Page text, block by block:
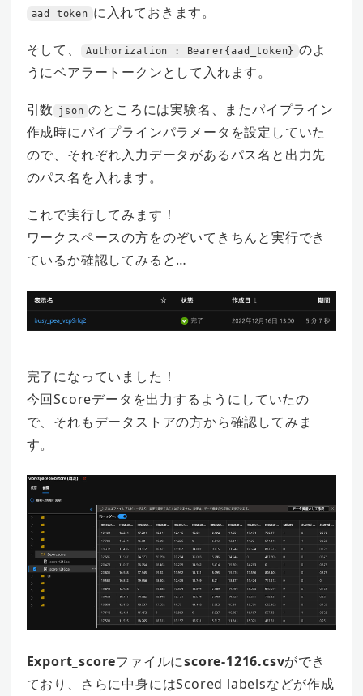
aad_token に入れておきます。
そして、 Authorization : Bearer{aad_token} のよ
うにベアラートークンとして入れます。
引数 json のところには実験名、またパイプライン
作成時にパイプラインパラメータを設定していた
ので、それぞれ入力データがあるパス名と出力先
のパス名を入れます。
これで実行してみます！
ワークスペースの方をのぞいてきちんと実行でき
ているか確認してみると…
完了になっていました！
今回Scoreデータを出力するようにしていたの
で、それもデータストアの方から確認してみま
す。
Export_scoreファイルにscore-1216.csvができ
ており、さらに中身にはScored labelsなどが作成